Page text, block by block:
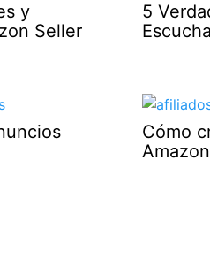
y
Seller
5
Cómo
Amazon